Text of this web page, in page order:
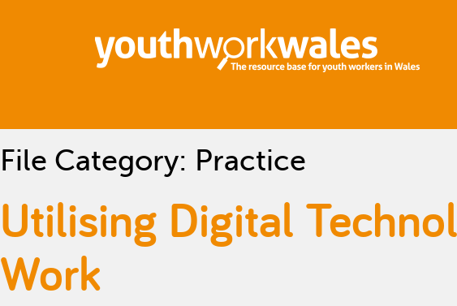
File Category: Practice
Utilising Digital
Work